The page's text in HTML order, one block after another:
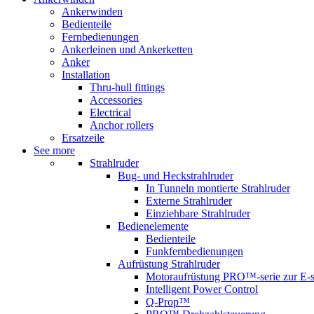
Ankerwinden
Bedienteile
Fernbedienungen
Ankerleinen und Ankerketten
Anker
Installation
Thru-hull fittings
Accessories
Electrical
Anchor rollers
Ersatzeile
See more
Strahlruder
Bug- und Heckstrahlruder
In Tunneln montierte Strahlruder
Externe Strahlruder
Einziehbare Strahlruder
Bedienelemente
Bedienteile
Funkfernbedienungen
Aufrüstung Strahlruder
Motoraufrüstung PRO™-serie zur E-
Intelligent Power Control
Q-Prop™